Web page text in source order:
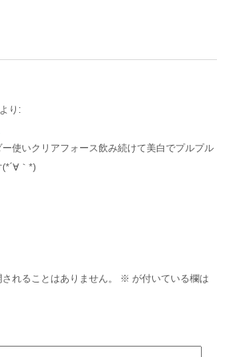
より:
使いクリアフォース飲み続けて美白でプルプル
｀*)
れることはありません。 ※ が付いている欄は